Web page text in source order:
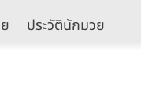
ประวัตินักมวย